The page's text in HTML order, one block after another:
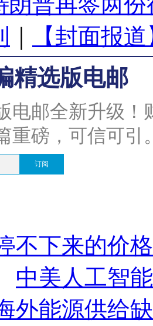
【封面报
精选版电邮
电邮全新升级
重磅，可信可引
订阅
不下来的价
中美人工智
外能源供给